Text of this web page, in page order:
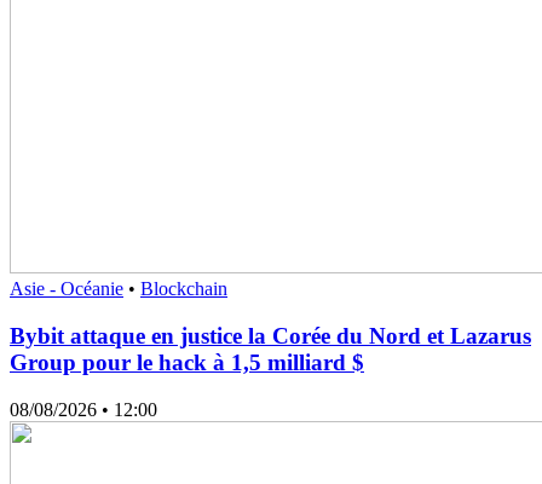
Asie - Océanie • Blockchain
Bybit attaque en justice la Corée du Nord et Lazarus
Group pour le hack à 1,5 milliard $
08/08/2026 • 12:00